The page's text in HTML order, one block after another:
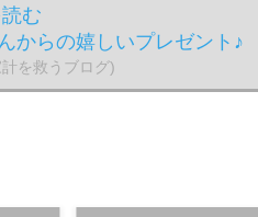
む
からの嬉しいプレゼント♪
を救うブログ)